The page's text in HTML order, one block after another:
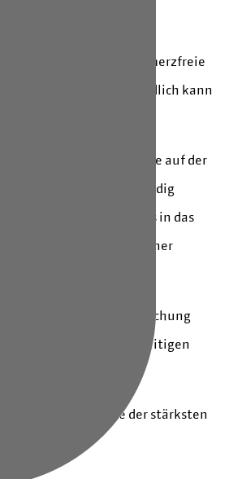
welcher eine schmerzfreie
zur Folge. Letztendlich kann
Folge.
und solche, die auf der
bzw. nicht vollständig
Knochenbrüche, die bis in das
sein oder bei einer
sportlicher Beanspruchung
zu einem vorzeitigen
beobachtet, die der stärksten